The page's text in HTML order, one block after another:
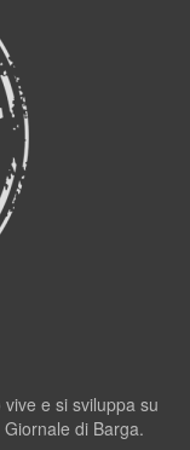
e si sviluppa su
di Barga.